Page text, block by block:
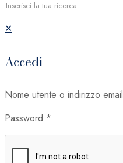
✕
Accedi
Nome utente o indirizzo email
Password *